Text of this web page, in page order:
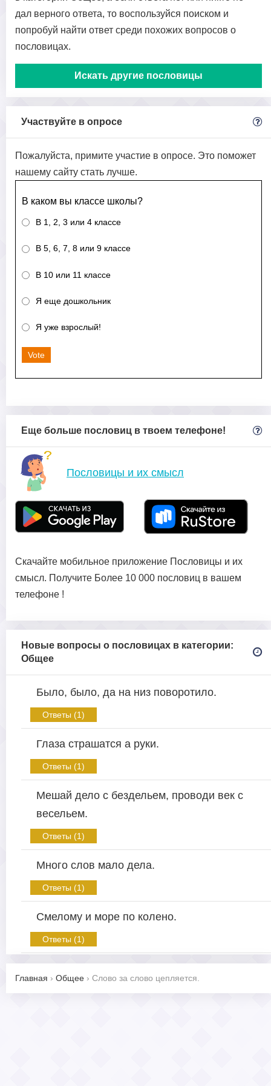
дал верного ответа, то воспользуйся поиском и
попробуй найти ответ среди похожих вопросов о
пословицах.
Искать другие пословицы
Участвуйте в опросе
Пожалуйста, примите участие в опросе. Это поможет
нашему сайту стать лучше.
В каком вы классе школы?
В 1, 2, 3 или 4 классе
В 5, 6, 7, 8 или 9 классе
В 10 или 11 классе
Я еще дошкольник
Я уже взрослый!
Vote
Еще больше пословиц в твоем телефоне!
Пословицы и их смысл
Скачайте мобильное приложение Пословицы и их
смысл. Получите Более 10 000 пословиц в вашем
телефоне !
Новые вопросы о пословицах в категории:
Общее
Было, было, да на низ поворотило.
Ответы (1)
Глаза страшатся а руки.
Ответы (1)
Мешай дело с бездельем, проводи век с
весельем.
Ответы (1)
Много слов мало дела.
Ответы (1)
Смелому и море по колено.
Ответы (1)
Главная › Общее › Слово за слово цепляется.